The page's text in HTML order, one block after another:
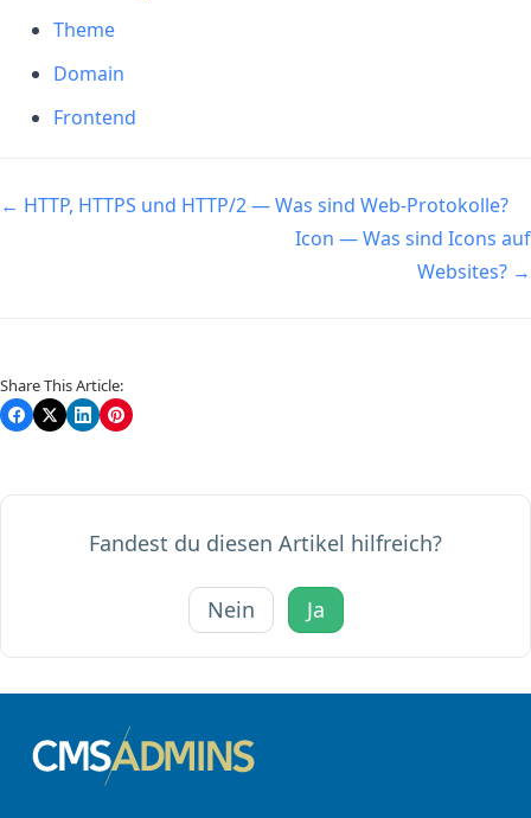
Theme
Domain
Frontend
Navigation
← HTTP, HTTPS und HTTP/2 — Was sind Web-Protokolle?
Icon — Was sind Icons auf
Websites? →
Share This Article:
Fandest du diesen Artikel hilfreich?
Nein Ja